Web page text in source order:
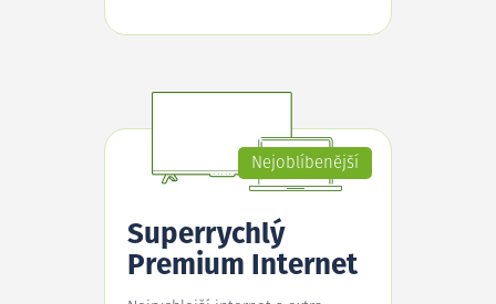
Nejoblíbenější
Superrychlý
Premium Internet